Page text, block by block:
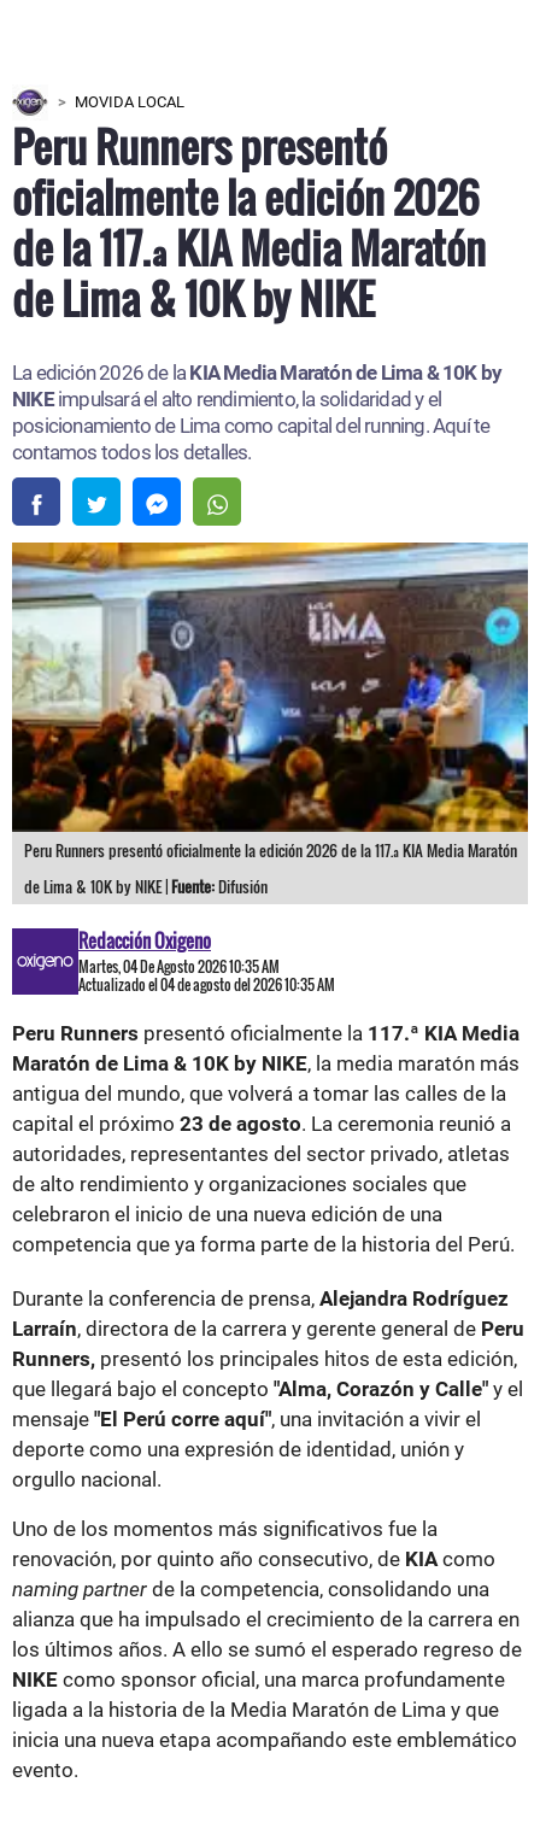
MOVIDA LOCAL
Peru Runners presentó
oficialmente la edición 2026
de la 117.ª KIA Media Maratón
de Lima & 10K by NIKE
La edición 2026 de la KIA Media Maratón de Lima & 10K by
NIKEimpulsará el alto rendimiento, la solidaridad y el
posicionamiento de Lima como capital del running. Aquí te
contamos todos los detalles.
Peru Runners presentó oficialmente la edición 2026 de la 117.ª KIA Media Maratón
de Lima & 10K by NIKE |Fuente:Difusión
Redacción Oxigeno
Martes, 04 De Agosto 2026 10:35 AM
Actualizado el 04 de agosto del 2026 10:35 AM
Peru Runners presentó oficialmente la 117.ª KIA Media
Maratón de Lima & 10K by NIKE, la media maratón más
antigua del mundo, que volverá a tomar las calles de la
capital el próximo 23 de agosto. La ceremonia reunió a
autoridades, representantes del sector privado, atletas
de alto rendimiento y organizaciones sociales que
celebraron el inicio de una nueva edición de una
competencia que ya forma parte de la historia del Perú.
Durante la conferencia de prensa, Alejandra Rodríguez
Larraín, directora de la carrera y gerente general de Peru
Runners, presentó los principales hitos de esta edición,
que llegará bajo el concepto "Alma, Corazón y Calle" y el
mensaje "El Perú corre aquí", una invitación a vivir el
deporte como una expresión de identidad, unión y
orgullo nacional.
Uno de los momentos más significativos fue la
renovación, por quinto año consecutivo, de KIAcomo
naming partner de la competencia, consolidando una
alianza que ha impulsado el crecimiento de la carrera en
los últimos años. A ello se sumó el esperado regreso de
NIKE como sponsor oficial, una marca profundamente
ligada a la historia de la Media Maratón de Lima y que
inicia una nueva etapa acompañando este emblemático
evento.